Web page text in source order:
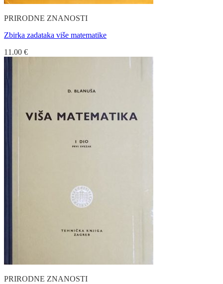
PRIRODNE ZNANOSTI
Zbirka zadataka više matematike
11.00 €
PRIRODNE ZNANOSTI